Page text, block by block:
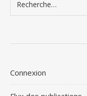
Connexion